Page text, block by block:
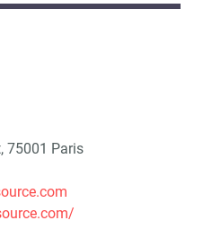
75001 Paris